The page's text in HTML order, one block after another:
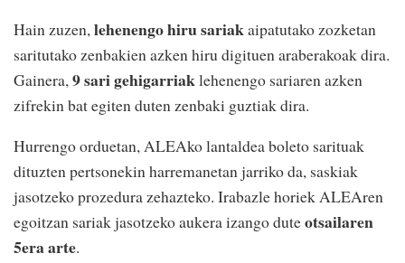
Hain zuzen,lehenengo hiru sariakaipatutako zozketan
saritutako zenbakien azken hiru digituen araberakoak dira.
Gainera,9 sari gehigarriaklehenengo sariaren azken
zifrekin bat egiten duten zenbaki guztiak dira.
Hurrengo orduetan, ALEAko lantaldea boleto sarituak
dituzten pertsonekin harremanetan jarriko da, saskiak
jasotzeko prozedura zehazteko. Irabazle horiek ALEAren
egoitzan sariak jasotzeko aukera izango duteotsailaren
5era arte.